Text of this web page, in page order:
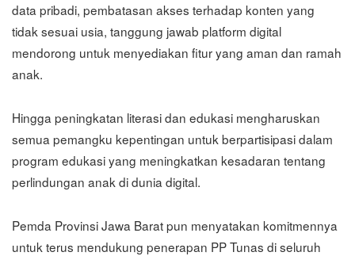
data pribadi, pembatasan akses terhadap konten yang
tidak sesuai usia, tanggung jawab platform digital
mendorong untuk menyediakan fitur yang aman dan ramah
anak.
Hingga peningkatan literasi dan edukasi mengharuskan
semua pemangku kepentingan untuk berpartisipasi dalam
program edukasi yang meningkatkan kesadaran tentang
perlindungan anak di dunia digital.
Pemda Provinsi Jawa Barat pun menyatakan komitmennya
untuk terus mendukung penerapan PP Tunas di seluruh